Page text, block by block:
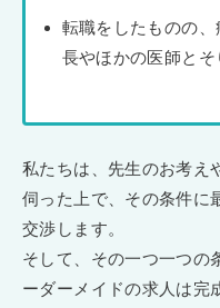
転職をしたものの
長やほかの医師とそ
私たちは、先生のお考え
伺った上で、その条件に
交渉します。
そして、その一つ一つの
ーダーメイドの求人は完